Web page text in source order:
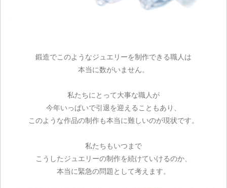
鍛造でこのようなジュエリーを制作できる職人は
本当に数がいません。
私たちにとって大事な職人が
今年いっぱいで引退を迎えることもあり、
このような作品の制作も本当に難しいのが現状です。
私たちもいつまで
こうしたジュエリーの制作を続けていけるのか、
本当に緊急の問題として考えます。